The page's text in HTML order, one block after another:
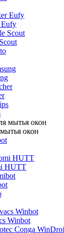
окон
HUTT
Winbot